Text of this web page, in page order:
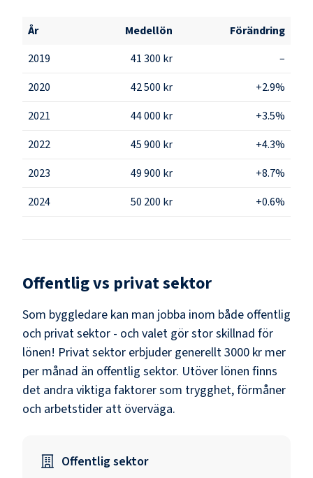
År Medellön
Förändring
2019
41 300 kr
–
2020
42 500 kr
+2.9%
2021
44 000 kr
+3.5%
2022
45 900 kr
+4.3%
2023
49 900 kr
+8.7%
2024
50 200 kr +0.6%
Offentlig vs privat sektor
Som byggledare kan man jobba inom både offentlig
och privat sektor - och valet gör stor skillnad för
lönen! Privat sektor erbjuder generellt 3000 kr mer
per månad än offentlig sektor. Utöver lönen finns
det andra viktiga faktorer som trygghet, förmåner
och arbetstider att överväga.
Offentlig sektor